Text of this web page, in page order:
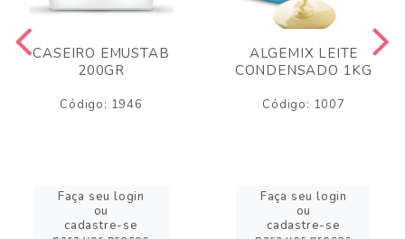
CASEIRO EMUSTAB
200GR
Código: 1946
Faça seu login
ou
cadastre-se
ALGEMIX LEITE
CONDENSADO 1KG
Código: 1007
Faça seu login
ou
cadastre-se